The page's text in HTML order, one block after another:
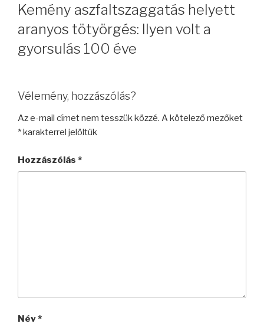
Kemény aszfaltszaggatás helyett
aranyos tötyörgés: Ilyen volt a
gyorsulás 100 éve
Vélemény, hozzászólás?
Az e-mail címet nem tesszük közzé. A kötelező mezőket
* karakterrel jelöltük
Hozzászólás *
Név*